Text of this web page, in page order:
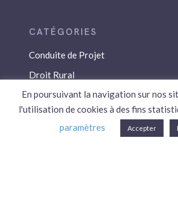
Conduite de Projet
Droit Rural
Droit Social
Économie / Gestion
Environnement
En poursuivant la navigation sur nos
l'utilisation de cookies à des fins
paramètres
Accepter